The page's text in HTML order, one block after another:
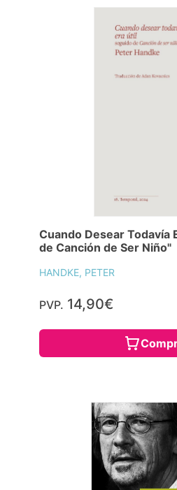
Cuando Desear Todavía
de Canción de Ser Niño"
HANDKE, PETER
PVP. 14,90€